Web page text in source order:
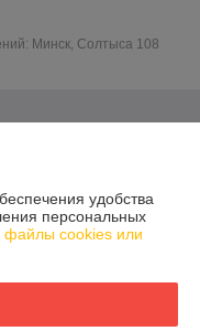
Минск, Солтыса 108
удобства
персональных
файлы cookies или